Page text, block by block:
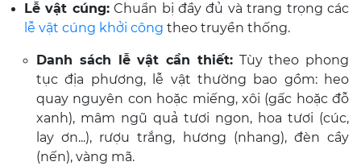
Lễ vật cúng:Chuẩn bị đầy đủ và trang trọng các
lễ vật cúng khởi công theo truyền thống.
Danh sách lễ vật cần thiết:Tùy theo phong
tục địa phương, lễ vật thường bao gồm: heo
quay nguyên con hoặc miếng, xôi (gấc hoặc đỗ
xanh), mâm ngũ quả tươi ngon, hoa tươi (cúc,
lay ơn...), rượu trắng, hương (nhang), đèn cầy
(nến), vàng mã.